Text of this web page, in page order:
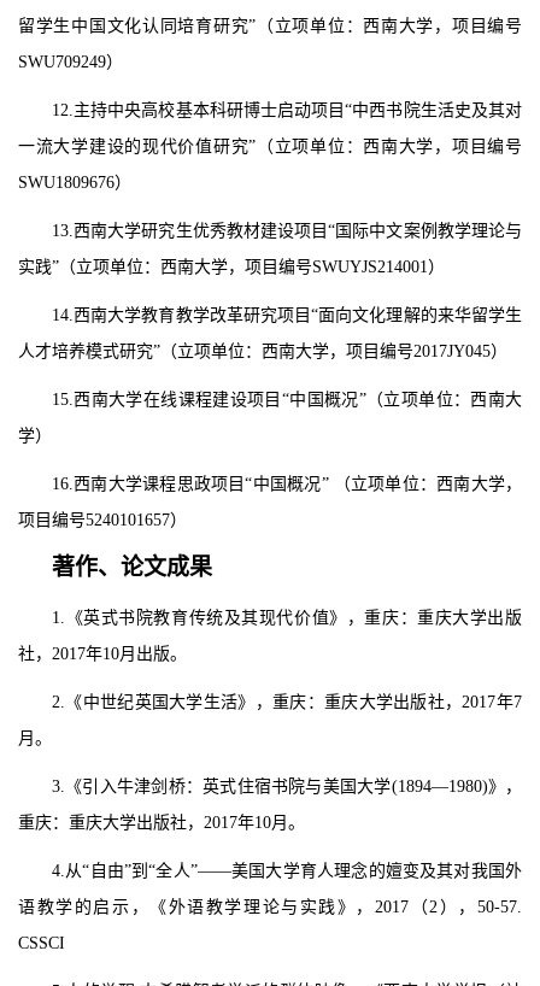
留学生中国文化认同培育研究”（立项单位：西南大学，项目编号
SWU709249）
12.主持中央高校基本科研博士启动项目“中西书院生活史及其对
一流大学建设的现代价值研究”（立项单位：西南大学，项目编号
SWU1809676）
13.西南大学研究生优秀教材建设项目“国际中文案例教学理论与
实践”（立项单位：西南大学，项目编号SWUYJS214001）
14.西南大学教育教学改革研究项目“面向文化理解的来华留学生
人才培养模式研究”（立项单位：西南大学，项目编号2017JY045）
15.西南大学在线课程建设项目“中国概况”（立项单位：西南大
学）
16.西南大学课程思政项目“中国概况” （立项单位：西南大学，
项目编号5240101657）
著作、论文成果
1.《英式书院教育传统及其现代价值》，重庆：重庆大学出版
社，2017年10月出版。
2.《中世纪英国大学生活》，重庆：重庆大学出版社，2017年7
月。
3.《引入牛津剑桥：英式住宿书院与美国大学(1894—1980)》，
重庆：重庆大学出版社，2017年10月。
4.从“自由”到“全人”——美国大学育人理念的嬗变及其对我国外
语教学的启示，《外语教学理论与实践》，2017（2），50-57.
CSSCI